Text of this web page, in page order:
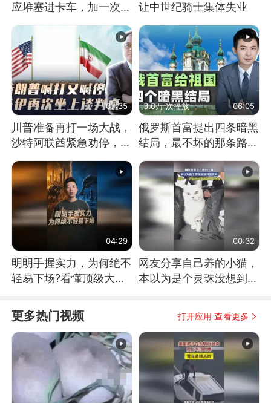
应堆塞进卡车，加一次燃
料能跑几十年
让中世纪骑士集体失业
07:35
川普准备再打一场大战，
沙特阿联酋紧急劝停，美
3.0万 次播放 06:05
俄罗斯首富提出四条暗黑
结局，最不坏的那条路是
04:29
明明手握实力，为何绝不
轻易下场?看懂顶级大国
00:32
网友分享自己养的小猫，
本以为是个灵珠没想到是
更多热门视频 打开应用 查看更多